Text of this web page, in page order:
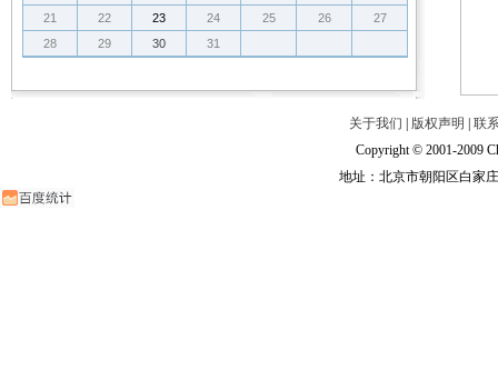
21
22 23 24 25 26
27
28
29 30 31
关于我们 版权声明
联
Copyright © 2001-2009
地址：北京市朝阳区白家